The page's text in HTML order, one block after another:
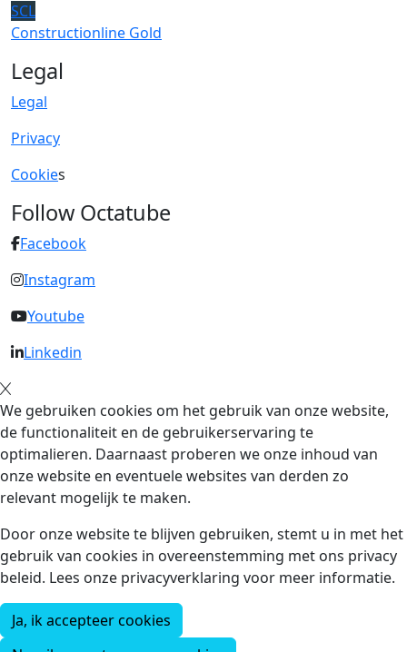
SCL
Constructionline Gold
Legal
Legal
Privacy
Cookies
Follow Octatube
Facebook
Instagram
Youtube
Linkedin
We gebruiken cookies om het gebruik van onze website,
de functionaliteit en de gebruikerservaring te
optimalieren. Daarnaast proberen we onze inhoud van
onze website en eventuele websites van derden zo
relevant mogelijk te maken.
Door onze website te blijven gebruiken, stemt u in met het
gebruik van cookies in overeenstemming met ons privacy
beleid. Lees onze privacyverklaring voor meer informatie.
Ja, ik accepteer cookies